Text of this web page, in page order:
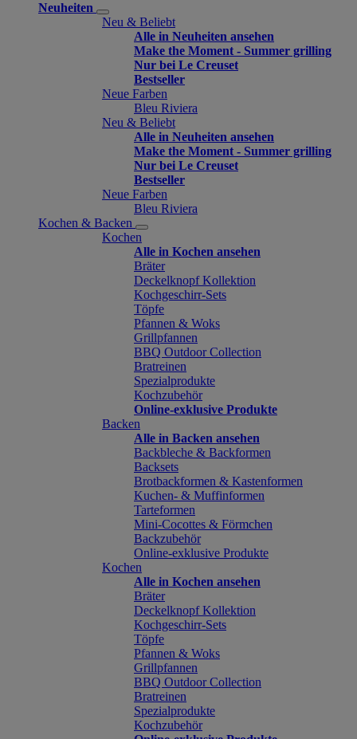
Neuheiten
Neu & Beliebt
Alle in Neuheiten ansehen
Make the Moment - Summer grilling
Nur bei Le Creuset
Bestseller
Neue Farben
Bleu Riviera
Neu & Beliebt
Alle in Neuheiten ansehen
Make the Moment - Summer grilling
Nur bei Le Creuset
Bestseller
Neue Farben
Bleu Riviera
Kochen & Backen
Kochen
Alle in Kochen ansehen
Bräter
Deckelknopf Kollektion
Kochgeschirr-Sets
Töpfe
Pfannen & Woks
Grillpfannen
BBQ Outdoor Collection
Bratreinen
Spezialprodukte
Kochzubehör
Online-exklusive Produkte
Backen
Alle in Backen ansehen
Backbleche & Backformen
Backsets
Brotbackformen & Kastenformen
Kuchen- & Muffinformen
Tarteformen
Mini-Cocottes & Förmchen
Backzubehör
Online-exklusive Produkte
Kochen
Alle in Kochen ansehen
Bräter
Deckelknopf Kollektion
Kochgeschirr-Sets
Töpfe
Pfannen & Woks
Grillpfannen
BBQ Outdoor Collection
Bratreinen
Spezialprodukte
Kochzubehör